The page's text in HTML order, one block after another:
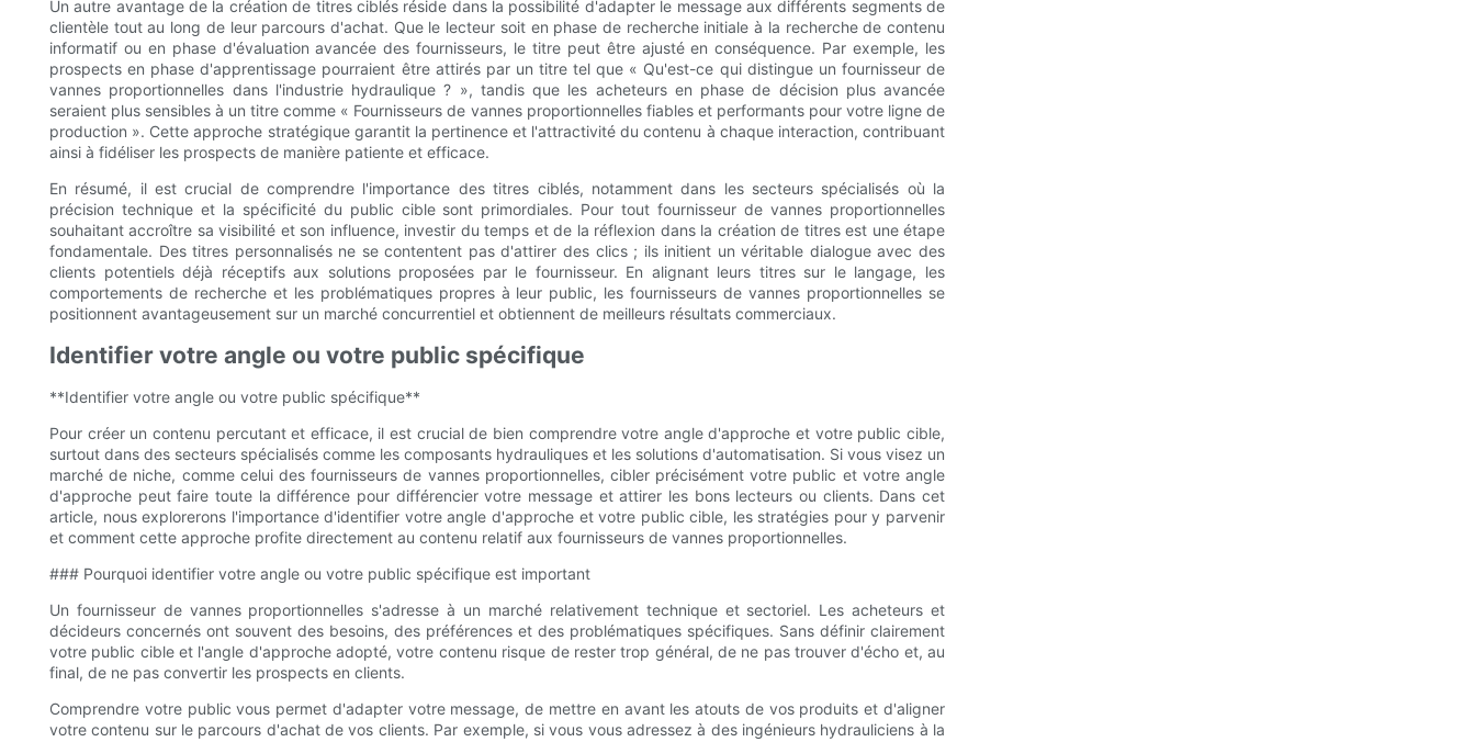
Un autre avantage de la création de titres ciblés réside dans la possibilité d'adapter le message aux différents segments de
clientèle tout au long de leur parcours d'achat. Que le lecteur soit en phase de recherche initiale à la recherche de contenu
informatif ou en phase d'évaluation avancée des fournisseurs, le titre peut être ajusté en conséquence. Par exemple, les
prospects en phase d'apprentissage pourraient être attirés par un titre tel que « Qu'est-ce qui distingue un fournisseur de
vannes proportionnelles dans l'industrie hydraulique ? », tandis que les acheteurs en phase de décision plus avancée
seraient plus sensibles à un titre comme « Fournisseurs de vannes proportionnelles fiables et performants pour votre ligne de
production ». Cette approche stratégique garantit la pertinence et l'attractivité du contenu à chaque interaction, contribuant
ainsi à fidéliser les prospects de manière patiente et efficace.
En résumé, il est crucial de comprendre l'importance des titres ciblés, notamment dans les secteurs spécialisés où la
précision technique et la spécificité du public cible sont primordiales. Pour tout fournisseur de vannes proportionnelles
souhaitant accroître sa visibilité et son influence, investir du temps et de la réflexion dans la création de titres est une étape
fondamentale. Des titres personnalisés ne se contentent pas d'attirer des clics ; ils initient un véritable dialogue avec des
clients potentiels déjà réceptifs aux solutions proposées par le fournisseur. En alignant leurs titres sur le langage, les
comportements de recherche et les problématiques propres à leur public, les fournisseurs de vannes proportionnelles se
positionnent avantageusement sur un marché concurrentiel et obtiennent de meilleurs résultats commerciaux.
Identifier votre angle ou votre public spécifique
**Identifier votre angle ou votre public spécifique**
Pour créer un contenu percutant et efficace, il est crucial de bien comprendre votre angle d'approche et votre public cible,
surtout dans des secteurs spécialisés comme les composants hydrauliques et les solutions d'automatisation. Si vous visez un
marché de niche, comme celui des fournisseurs de vannes proportionnelles, cibler précisément votre public et votre angle
d'approche peut faire toute la différence pour différencier votre message et attirer les bons lecteurs ou clients. Dans cet
article, nous explorerons l'importance d'identifier votre angle d'approche et votre public cible, les stratégies pour y parvenir
et comment cette approche profite directement au contenu relatif aux fournisseurs de vannes proportionnelles.
### Pourquoi identifier votre angle ou votre public spécifique est important
Un fournisseur de vannes proportionnelles s'adresse à un marché relativement technique et sectoriel. Les acheteurs et
décideurs concernés ont souvent des besoins, des préférences et des problématiques spécifiques. Sans définir clairement
votre public cible et l'angle d'approche adopté, votre contenu risque de rester trop général, de ne pas trouver d'écho et, au
final, de ne pas convertir les prospects en clients.
Comprendre votre public vous permet d'adapter votre message, de mettre en avant les atouts de vos produits et d'aligner
votre contenu sur le parcours d'achat de vos clients. Par exemple, si vous vous adressez à des ingénieurs hydrauliciens à la